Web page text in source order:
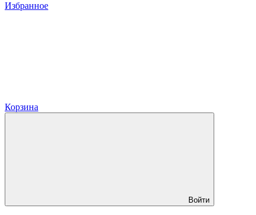
Избранное
Корзина
Войти